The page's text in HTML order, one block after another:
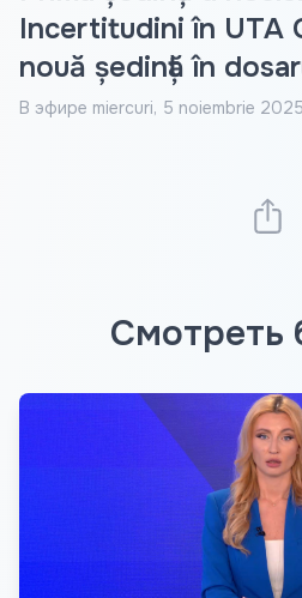
Incertitudini în UTA
nouă ședință în
В эфире miercuri, 5 noiembrie
Смотреть